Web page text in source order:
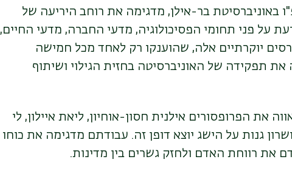
באוניברסיטת בר-אילן, מדגימה את רוחב היריעה של
על פני תחומי הפסיכולוגיה, מדעי החברה, מדעי החיים,
יוקרתיים אלה, שהוענקו רק לאחד מכל חמישה
תפקידה של האוניברסיטה בחזית הגילוי ושיתוף
את הפרופסורים אילנית חסון-אוחיון, ליאת איילון, לי
גנות על הישג יוצא דופן זה. עבודתם מדגימה את כוחו
את רווחת האדם ולחזק גשרים בין מדינות.